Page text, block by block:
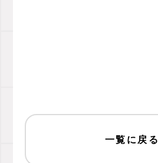
一覧に戻る